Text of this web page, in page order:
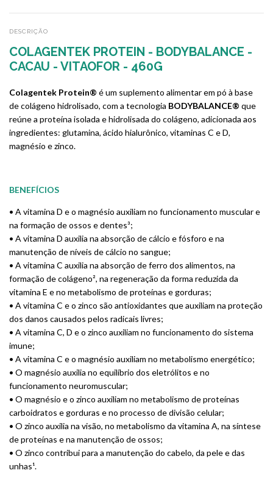
DESCRIÇÃO
COLAGENTEK PROTEIN - BODYBALANCE -
CACAU - VITAOFOR - 460G
Colagentek Protein® é um suplemento alimentar em pó à base
de colágeno hidrolisado, com a tecnologia BODYBALANCE® que
reúne a proteína isolada e hidrolisada do colágeno, adicionada aos
ingredientes: glutamina, ácido hialurônico, vitaminas C e D,
magnésio e zinco.
BENEFÍCIOS
• A vitamina D e o magnésio auxiliam no funcionamento muscular e
na formação de ossos e dentes³;
• A vitamina D auxilia na absorção de cálcio e fósforo e na
manutenção de níveis de cálcio no sangue;
• A vitamina C auxilia na absorção de ferro dos alimentos, na
formação de colágeno², na regeneração da forma reduzida da
vitamina E e no metabolismo de proteínas e gorduras;
• A vitamina C e o zinco são antioxidantes que auxiliam na proteção
dos danos causados pelos radicais livres;
• A vitamina C, D e o zinco auxiliam no funcionamento do sistema
imune;
• A vitamina C e o magnésio auxiliam no metabolismo energético;
• O magnésio auxilia no equilíbrio dos eletrólitos e no
funcionamento neuromuscular;
• O magnésio e o zinco auxiliam no metabolismo de proteínas
carboidratos e gorduras e no processo de divisão celular;
• O zinco auxilia na visão, no metabolismo da vitamina A, na síntese
de proteínas e na manutenção de ossos;
• O zinco contribui para a manutenção do cabelo, da pele e das
unhas¹.